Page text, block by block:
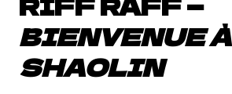
BIENVENUE À
SHAOLIN